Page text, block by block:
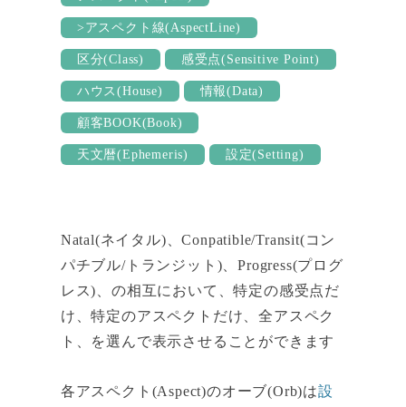
>アスペクト線(AspectLine)
区分(Class) 感受点(Sensitive Point)
ハウス(House) 情報(Data)
顧客BOOK(Book)
天文暦(Ephemeris) 設定(Setting)
Natal(ネイタル)、Conpatible/Transit(コン
パチブル/トランジット)、Progress(プログ
レス)、の相互において、特定の感受点だ
け、特定のアスペクトだけ、全アスペク
ト、を選んで表示させることができます
各アスペクト(Aspect)のオーブ(Orb)は設